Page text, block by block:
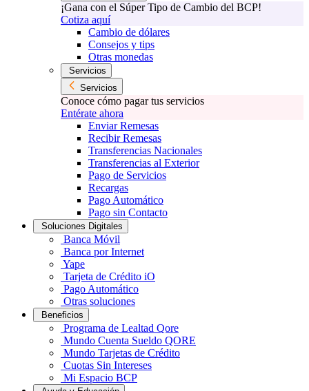
¡Gana con el Súper Tipo de Cambio del BCP!
Cotiza aquí
Cambio de dólares
Consejos y tips
Otras monedas
Servicios
Servicios
Conoce cómo pagar tus servicios
Entérate ahora
Enviar Remesas
Recibir Remesas
Transferencias Nacionales
Transferencias al Exterior
Pago de Servicios
Recargas
Pago Automático
Pago sin Contacto
Soluciones Digitales
Banca Móvil
Banca por Internet
Yape
Tarjeta de Crédito iO
Pago Automático
Otras soluciones
Beneficios
Programa de Lealtad Qore
Mundo Cuenta Sueldo QORE
Mundo Tarjetas de Crédito
Cuotas Sin Intereses
Mi Espacio BCP